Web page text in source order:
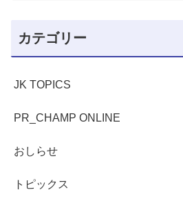
カテゴリー
JK TOPICS
PR_CHAMP ONLINE
おしらせ
トピックス